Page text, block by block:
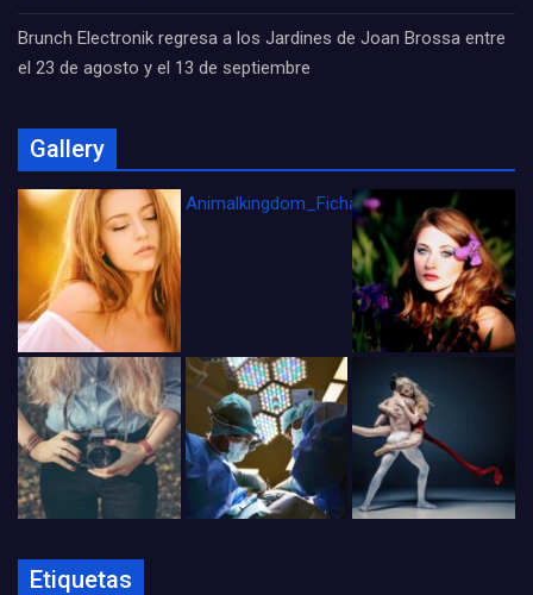
Brunch Electronik regresa a los Jardines de Joan Brossa entre
el 23 de agosto y el 13 de septiembre
Gallery
Animalkingdom_FichaCine
Etiquetas